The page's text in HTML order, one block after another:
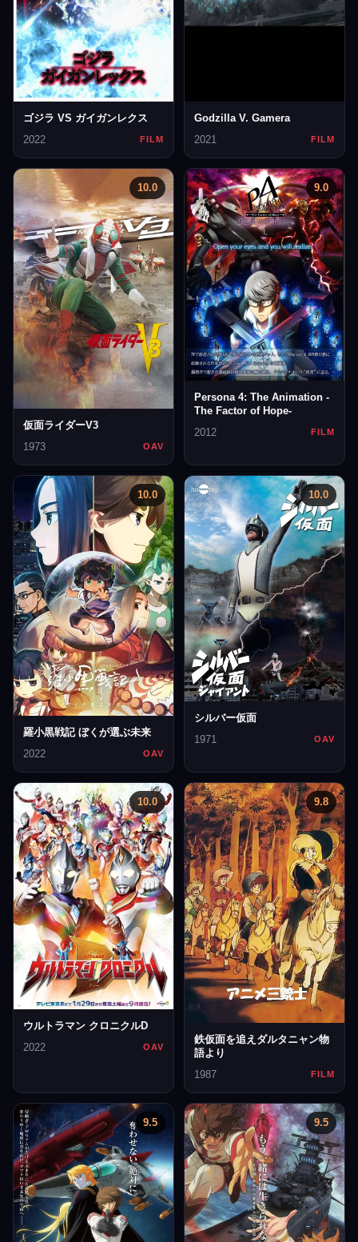
ゴジラ VS ガイガンレクス
2022
FILM
Godzilla V. Gamera
2021
FILM
10.0
仮面ライダーV3
1973
OAV
9.0
Persona 4: The Animation -
The Factor of Hope-
2012
FILM
10.0
羅小黒戦記 ぼくが選ぶ未来
2022
OAV
10.0
シルバー仮面
1971
OAV
10.0
ウルトラマン クロニクルD
2022
OAV
9.8
鉄仮面を追えダルタニャン物
語より
1987
FILM
9.5 9.5